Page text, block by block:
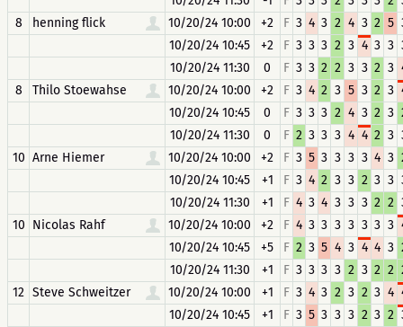
8
henning flick 10/20/24 10:00 +2 F 3 4 3 2 4 3 2 5
10/20/24 10:45
+2 F 3 3 3 2 3 4 3 3
10/20/24 11:30
0 F 3 3 2 2 3 3 2 3
8
Thilo Stoewahse 10/20/24 10:00 +2 F 3 4 2 3 5 3 2 3
10/20/24 10:45
0 F 3 3 3 2 4 3 2 3
10/20/24 11:30
0 F 2 3 3 3 4 4 2 3
10 Arne Hiemer 10/20/24 10:00 +2 F 3 5 3 3 3 3 4 3
10/20/24 10:45
+1 F 3 4 2 3 3 2 3 3
10/20/24 11:30
+1 F 4 3 4 3 3 3 2 2
10 Nicolas Rahf 10/20/24 10:00 +2 F 4 3 3 3 3 3 3 3
10/20/24 10:45
+5 F 2 3 5 4 3 4 4 3
10/20/24 11:30
+1 F 3 3 3 3 2 3 2 2
12 Steve Schweitzer 10/20/24 10:00 +1 F 3 4 3 2 3 2 3 4
10/20/24 10:45
+1 F 3 5 3 3 3 2 3 2